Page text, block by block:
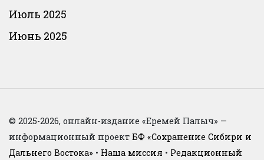
Июль 2025
Июнь 2025
© 2025-2026, онлайн-издание «Еремей Палыч» —
информационный проект БФ «Сохранение Сибири и
Дальнего Востока» • Наша миссия • Редакционный